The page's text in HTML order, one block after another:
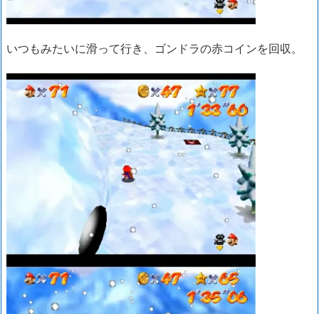
いつもみたいに滑って行き、ゴンドラの赤コインを回収。